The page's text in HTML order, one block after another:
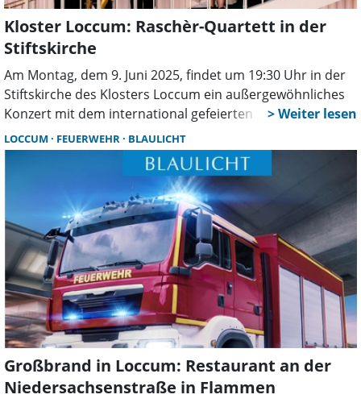
Kloster Loccum: Raschèr-Quartett in der
Stiftskirche
Am Montag, dem 9. Juni 2025, findet um 19:30 Uhr in der
Stiftskirche des Klosters Loccum ein außergewöhnliches
Konzert mit dem international gefeierten Raschèr-
Saxophonquartett statt. Im Rahmen der Reihe „Musik zur
Einkehr“, die von Mai bis September regelmäßig zur
geistlichen Abendmusik in die historischen Räume des
Klosters einlädt, stellt dieses Konzert eine besondere
Ausnahme dar.
LOCCUM FEUERWEHR BLAULICHT
Großbrand in Loccum: Restaurant an der
Niedersachsenstraße in Flammen